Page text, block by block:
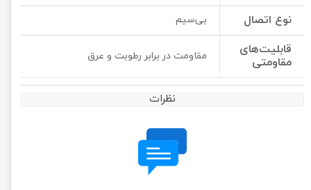
نوع اتصال بی‌سیم
قابلیت‌های
مقاومتی
مقاومت در برابر رطوبت و عرق
نظرات